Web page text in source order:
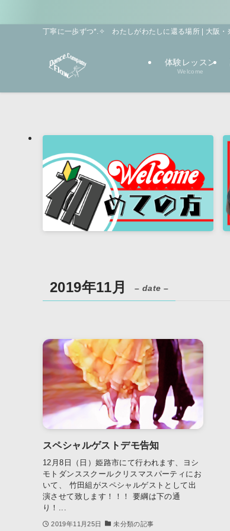
丁寧に一歩ずつ*.✧ わたしがわたしに還る場所 | 大阪・
体験レッスン
Welcome
2019年11月 – date –
スペシャルゲストデモ告知
12月8日（日）姫路市にて行われます、ヨシ
モトダンススクールクリスマスパーティにお
いて、 竹田組がスペシャルゲストとして出
演させて致します！！！ 要綱は下の通
り！...
2019年11月25日 未分類の記事